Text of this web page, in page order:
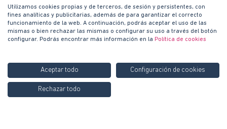
informacion@habitat.es
Territoriales
Utilizamos cookies propias y de terceros, de sesión y persistentes, con
fines analíticas y publicitarias, además de para garantizar el correcto
funcionamiento de la web. A continuación, podrás aceptar el uso de las
mismas o bien rechazar las mismas o configurar su uso a través del botón
configurar. Podrás encontrar más información en la Política de cookies
Aceptar todo Configuración de cookies
Rechazar todo